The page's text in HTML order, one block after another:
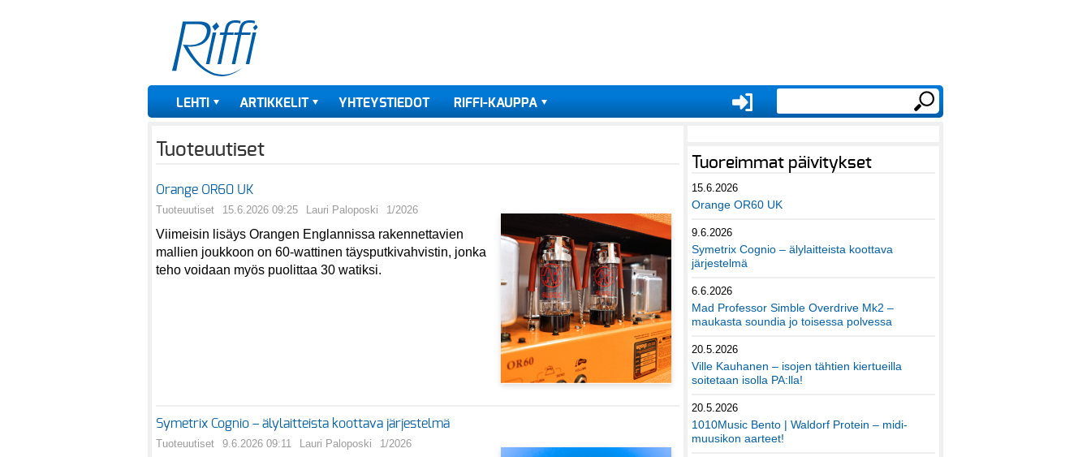
LEHTI ARTIKKELIT YHTEYSTIEDOT RIFFI-KAUPPA
Tuoteuutiset
Orange OR60 UK
Tuoteuutiset 15.6.2026 09:25 Lauri Paloposki 1/2026
Viimeisin lisäys Orangen Englannissa rakennettavien
mallien joukkoon on 60-wattinen täysputkivahvistin, jonka
teho voidaan myös puolittaa 30 watiksi.
Symetrix Cognio – älylaitteista koottava järjestelmä
Tuoteuutiset 9.6.2026 09:11 Lauri Paloposki 1/2026
Tuoreimmat päivitykset
15.6.2026
Orange OR60 UK
9.6.2026
Symetrix Cognio – älylaitteista koottava
järjestelmä
6.6.2026
Mad Professor Simble Overdrive Mk2 –
maukasta soundia jo toisessa polvessa
20.5.2026
Ville Kauhanen – isojen tähtien kiertueilla
soitetaan isolla PA:lla!
20.5.2026
1010Music Bento | Waldorf Protein – midi-
muusikon aarteet!